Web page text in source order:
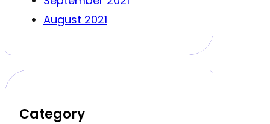
August 2021
Category